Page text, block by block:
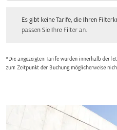
Es gibt keine Tarife, die Ihren
passen Sie Ihre Filter an.
*Die angezeigten Tarife wurden innerhalb der
zum Zeitpunkt der Buchung möglicherweise